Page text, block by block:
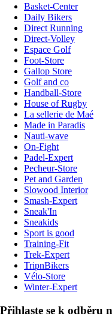
Basket-Center
Daily Bikers
Direct Running
Direct-Volley
Espace Golf
Foot-Store
Gallop Store
Golf and co
Handball-Store
House of Rugby
La sellerie de Maé
Made in Paradis
Nauti-wave
On-Fight
Padel-Expert
Pecheur-Store
Pet and Garden
Slowood Interior
Smash-Expert
Sneak'In
Sneakids
Sport is good
Training-Fit
Trek-Expert
TripnBikers
Vélo-Store
Winter-Expert
Přihlaste se k odběru